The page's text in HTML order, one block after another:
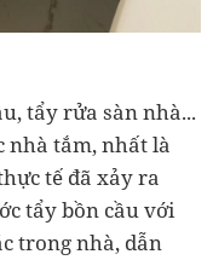
tẩy rửa sàn nhà...
nhà tắm, nhất là
tế đã xảy ra
tẩy bồn cầu với
trong nhà, dẫn